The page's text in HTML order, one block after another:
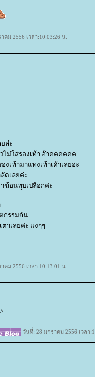
คม 2556 เวลา:10:03:26 น.
ล่ะ
ม่ใส่รองเท้า อ๊าคคคคคค
เท้ามาแทงเท้าเค้าเลยอ่ะ
ดเลยค่ะ
ฆ้อนทุบเปลือกค่ะ
กรรมกัน
าเลยค่ะ แงๆๆ
คม 2556 เวลา:10:13:01 น.
วันที่: 28 มกราคม 2556 เวลา